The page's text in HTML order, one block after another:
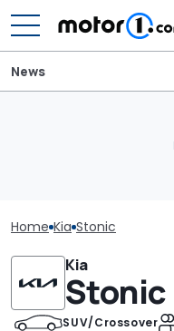
News
Home Kia Stonic
Kia
Stonic
SUV/Crossover